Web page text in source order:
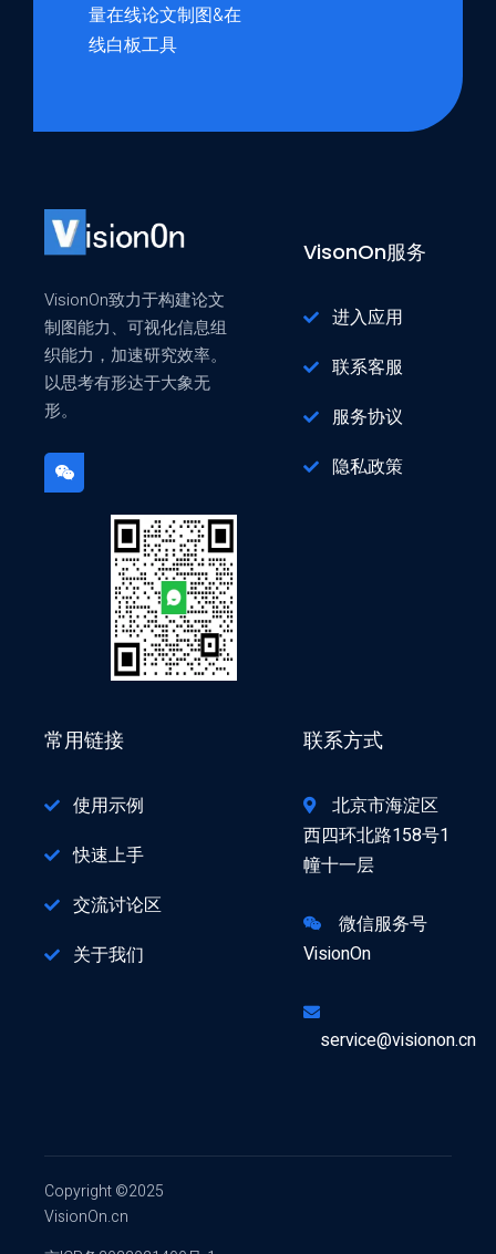
量在线论文制图&在
线白板工具
VisionOn致力于构建论文
制图能力、可视化信息组
织能力，加速研究效率。
以思考有形达于大象无
形。
VisonOn服务
进入应用
联系客服
服务协议
隐私政策
常用链接
使用示例
快速上手
交流讨论区
关于我们
联系方式
北京市海淀区
西四环北路158号1
幢十一层
微信服务号
VisionOn
service@visionon.cn
Copyright ©2025
VisionOn.cn